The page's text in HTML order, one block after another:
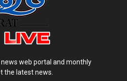
web portal and monthly
the latest news.